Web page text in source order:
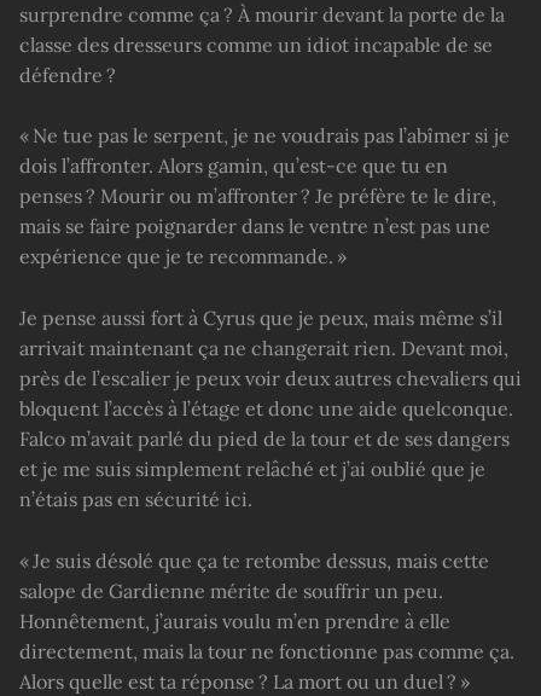
surprendre comme ça ? À mourir devant la porte de la
classe des dresseurs comme un idiot incapable de se
défendre ?
« Ne tue pas le serpent, je ne voudrais pas l’abîmer si je
dois l’affronter. Alors gamin, qu’est-ce que tu en
penses ? Mourir ou m’affronter ? Je préfère te le dire,
mais se faire poignarder dans le ventre n’est pas une
expérience que je te recommande. »
Je pense aussi fort à Cyrus que je peux, mais même s’il
arrivait maintenant ça ne changerait rien. Devant moi,
près de l’escalier je peux voir deux autres chevaliers qui
bloquent l’accès à l’étage et donc une aide quelconque.
Falco m’avait parlé du pied de la tour et de ses dangers
et je me suis simplement relâché et j’ai oublié que je
n’étais pas en sécurité ici.
« Je suis désolé que ça te retombe dessus, mais cette
salope de Gardienne mérite de souffrir un peu.
Honnêtement, j’aurais voulu m’en prendre à elle
directement, mais la tour ne fonctionne pas comme ça.
Alors quelle est ta réponse ? La mort ou un duel ? »